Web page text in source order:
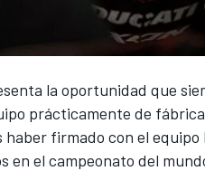
la oportunidad que
prácticamente de
haber firmado con el equipo
en el campeonato del